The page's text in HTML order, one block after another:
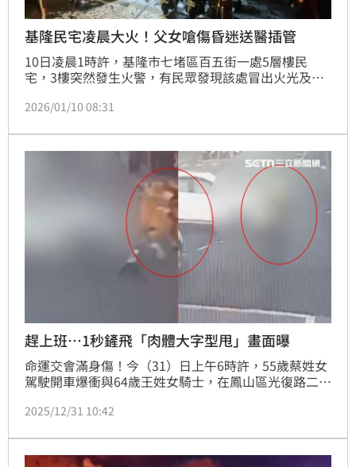
基隆民宅凌晨大火！父女嗆傷昏迷送醫插管
10日凌晨1時許，基隆市七堵區百五街一處5層樓民
宅，3樓突然發生火警，有民眾發現該處冒出火光及濃
大隊、百福、七堵、暖暖、仁愛分隊前往搶救。火勢控
前（趙父52歲、趙女26歲）意識模糊，被緊急送往基
隆長庚醫院，起火原因還要進一步釐清。
2026/01/10 08:31
趕上班…1秒鏟飛「肉體大字型甩」畫面曝
命運交會滿身傷！今（31）日上午6時許，55歲蔡姓女
駕駛開車爆衝與64歲王姓女騎士，在鳳山區光復路二
甩，頭下腳上重摔，好險命大送醫救治。肇事蔡女供稱
則不達，不只遲到，還差點釀出人命。
2025/12/31 10:42